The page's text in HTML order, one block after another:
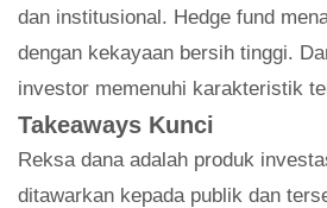
dan institusional. Hedge fund
dengan kekayaan bersih tinggi.
investor memenuhi karakteristik
Takeaways Kunci
Reksa dana adalah produk
ditawarkan kepada publik dan